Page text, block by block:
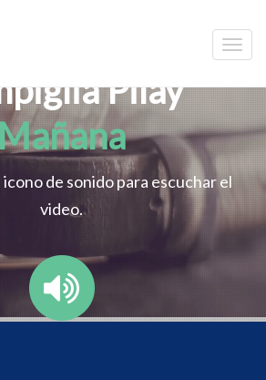
Pilay
icono de sonido para escuchar el
video.